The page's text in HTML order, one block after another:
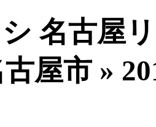
名古屋
屋市 »